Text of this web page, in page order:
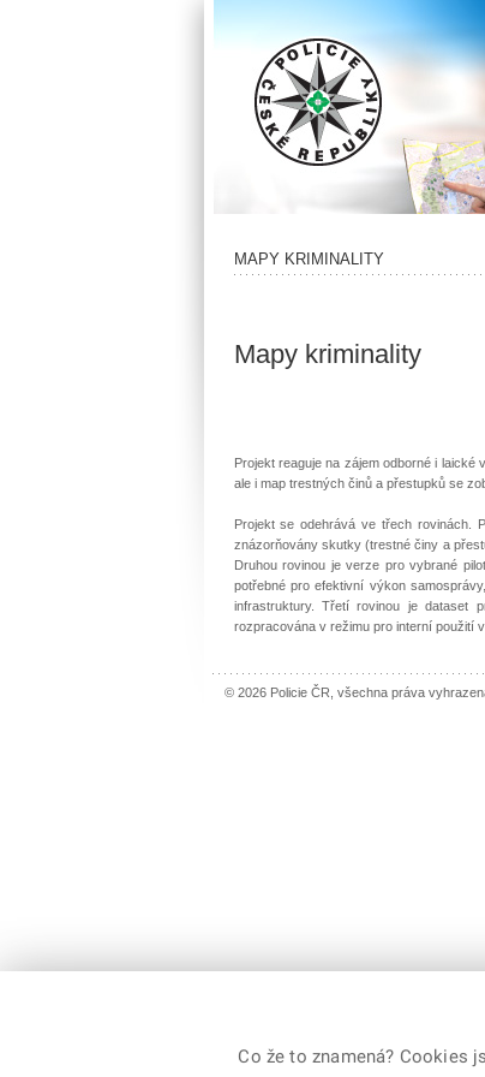
MAPY KRIMINALITY
Mapy kriminality
Projekt reaguje na zájem odborné i laické
ale i map trestných činů a přestupků se
Projekt se odehrává ve třech rovinách.
znázorňovány skutky (trestné činy a
Druhou rovinou je verze pro vybrané
potřebné pro efektivní výkon
infrastruktury. Třetí rovinou je dataset
rozpracována v režimu pro interní použití
© 2026 Policie ČR, všechna práva
Co že to znamená? Cookies